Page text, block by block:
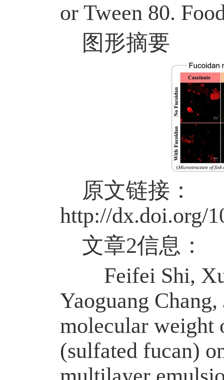
or Tween 80.
图形摘要
原文链接 ：
http://dx.doi.org/
文章2信息：
Feifei Shi,
Yaoguang
molecular weight
(sulfated fucan)